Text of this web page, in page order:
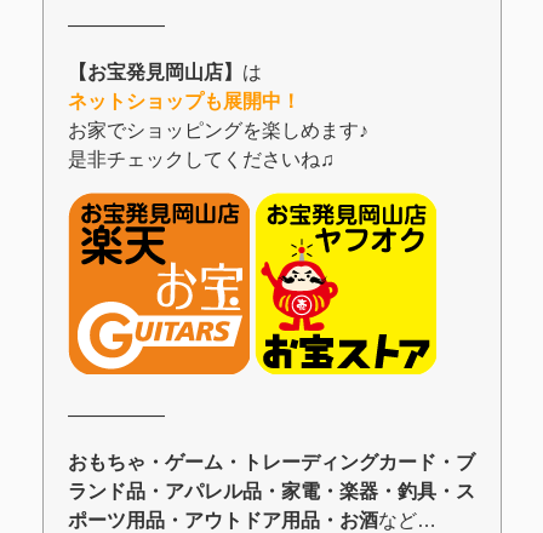
―――――
【お宝発見岡山店】 は
ネットショップも展開中！
お家でショッピングを楽しめます♪
是非チェックしてくださいね♫
―――――
おもちゃ・ゲーム・トレーディングカード・ブ
ランド品・アパレル品・家電・楽器・釣具・ス
ポーツ用品・アウトドア用品・お酒など…